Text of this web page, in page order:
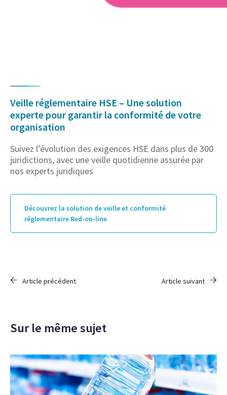
Veille réglementaire HSE – Une solution
experte pour garantir la conformité de votre
organisation
Suivez l’évolution des exigences HSE dans plus de 300
juridictions, avec une veille quotidienne assurée par
nos experts juridiques
Découvrez la solution de veille et conformité
réglementaire Red-on-line
Article précédent Article suivant
Sur le même sujet